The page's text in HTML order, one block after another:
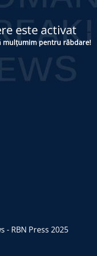
este activat
mulțumim pentru răbdare!
- RBN Press 2025